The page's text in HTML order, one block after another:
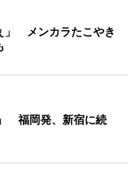
」 メンカラたこやき
福岡発、新宿に続